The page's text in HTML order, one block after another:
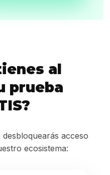
al
prueba
acceso
ecosistema: